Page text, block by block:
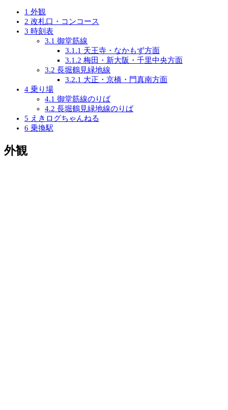
1 外観
2 改札口・コンコース
3 時刻表
3.1 御堂筋線
3.1.1 天王寺・なかもず方面
3.1.2 梅田・新大阪・千里中央方面
3.2 長堀鶴見緑地線
3.2.1 大正・京橋・門真南方面
4 乗り場
4.1 御堂筋線のりば
4.2 長堀鶴見緑地線のりば
5 えきログちゃんねる
6 乗換駅
外観